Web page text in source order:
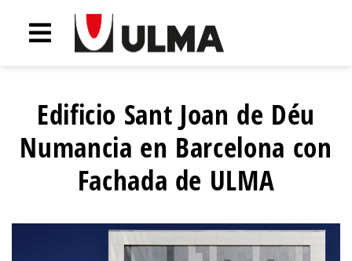
Edificio Sant Joan de Déu
Numancia en Barcelona con
Fachada de ULMA